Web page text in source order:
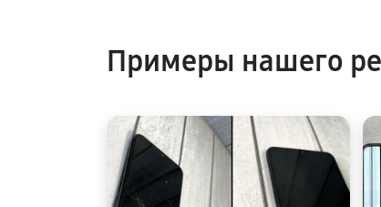
Примеры нашего